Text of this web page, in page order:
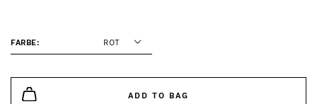
FARBE: ROT
ADD TO BAG